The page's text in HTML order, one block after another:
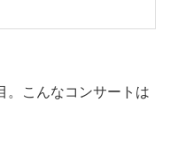
。こんなコンサートは